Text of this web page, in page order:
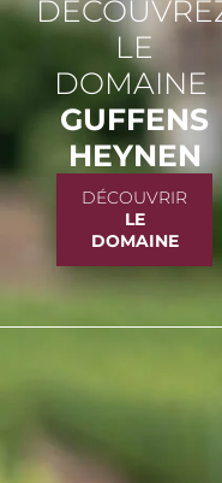
LE
DOMAINE
GUFFENS
HEYNEN
DÉCOUVRIR
LE
DOMAINE